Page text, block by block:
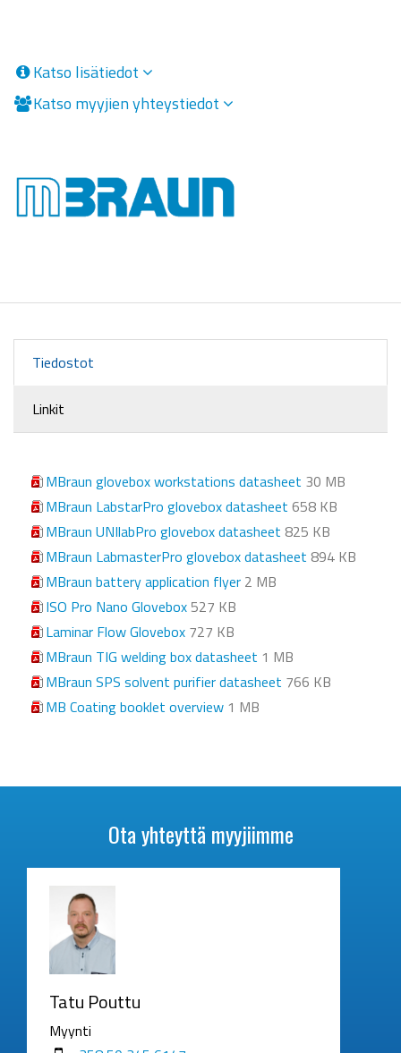
Katso lisätiedot
Katso myyjien yhteystiedot
Tiedostot
Linkit
MBraun glovebox workstations datasheet 30 MB
MBraun LabstarPro glovebox datasheet 658 KB
MBraun UNIlabPro glovebox datasheet 825 KB
MBraun LabmasterPro glovebox datasheet 894 KB
MBraun battery application flyer 2 MB
ISO Pro Nano Glovebox 527 KB
Laminar Flow Glovebox 727 KB
MBraun TIG welding box datasheet 1 MB
MBraun SPS solvent purifier datasheet 766 KB
MB Coating booklet overview 1 MB
Ota yhteyttä myyjiimme
Tatu Pouttu
Myynti